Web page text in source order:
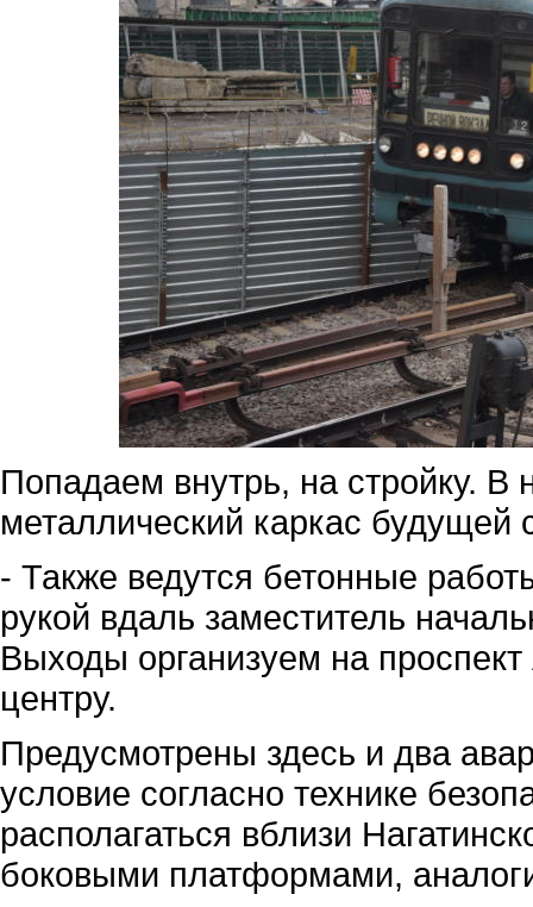
Попадаем внутрь, на стройку. В
металлический каркас будущей
- Также ведутся бетонные
рукой вдаль заместитель
Выходы организуем на
центру.
Предусмотрены здесь и два
условие согласно технике
располагаться вблизи
боковыми платформами,